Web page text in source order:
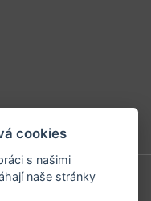
cookies
s našimi
naše stránky